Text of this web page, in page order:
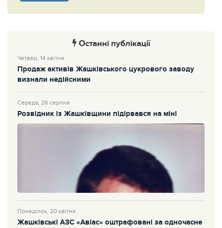
Останні публікації
Четвер, 14 квітня
Продаж активів Жашківського цукрового заводу
визнали недійсними
Середа, 26 серпня
Розвідник із Жашківщини підірвався на міні
Понеділок, 20 квітня
Жашківські АЗС «Авіас» оштрафовані за одночасне